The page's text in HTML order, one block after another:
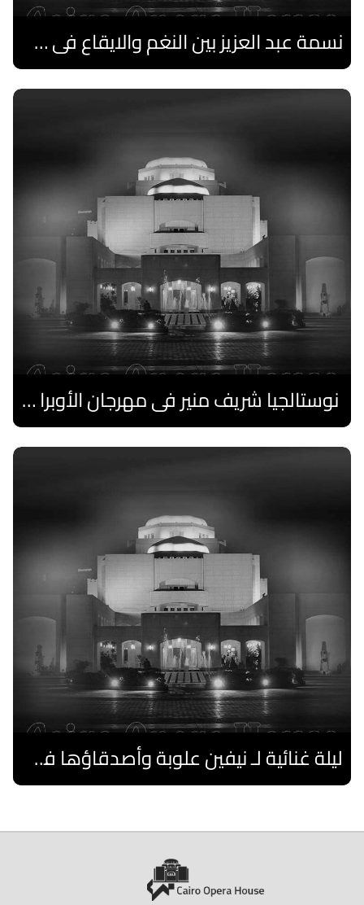
نسمة عبد العزيز بين النغم والايقاع فى صيف الأوبرا
اقرا المزيد
نوستالجيا شريف منير فى مهرجان الأوبرا الصيفى
اقرا المزيد
ليلة غنائية لـ نيفين علوبة وأصدقاؤها فى صيف الأوبرا 2026 على المكشوف